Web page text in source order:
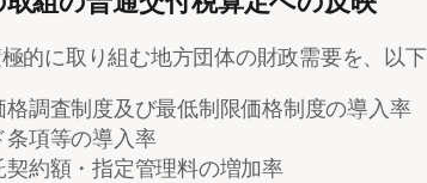
的に取り組む地方団体の財政需要を、以
格調査制度及び最低制限価格制度の導入率
条項等の導入率
契約額・指定管理料の増加率